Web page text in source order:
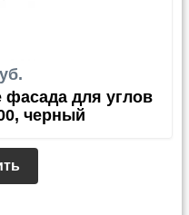
фасада для углов
черный